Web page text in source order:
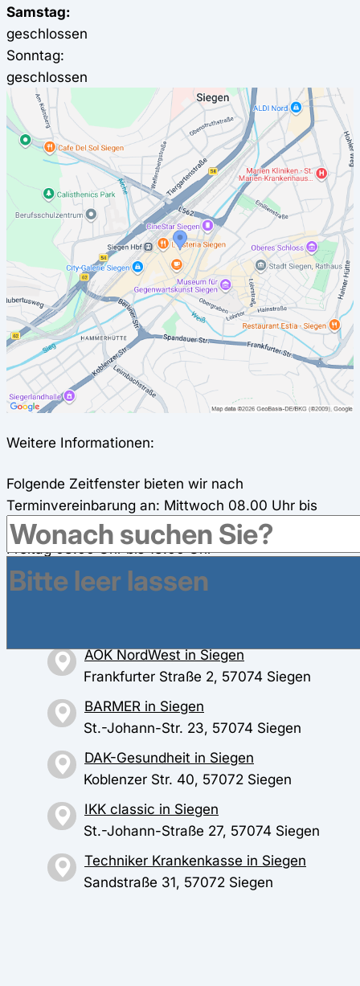
Samstag:
geschlossen
Sonntag:
geschlossen
Weitere Informationen:
Folgende Zeitfenster bieten wir nach
Terminvereinbarung an: Mittwoch 08.00 Uhr bis
13.00 Uhr Donnerstag 16.00 Uhr bis 18.00 Uhr
Freitag 08.00 Uhr bis 13.00 Uhr
Weitere Krankenkassen haben Geschäftsstellen im
AOK NordWest in Siegen
Frankfurter Straße 2, 57074 Siegen
BARMER in Siegen
St.-Johann-Str. 23, 57074 Siegen
DAK-Gesundheit in Siegen
Koblenzer Str. 40, 57072 Siegen
IKK classic in Siegen
St.-Johann-Straße 27, 57074 Siegen
Techniker Krankenkasse in Siegen
Sandstraße 31, 57072 Siegen